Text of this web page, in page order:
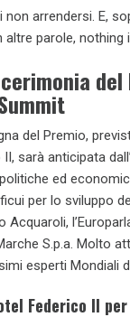
arrendersi. E,
parole, nothing
del Premio,
sarà anticipata
ed
per lo sviluppo
Acquaroli,
S.p.a. Molto
esperti Mondiali
Federico II